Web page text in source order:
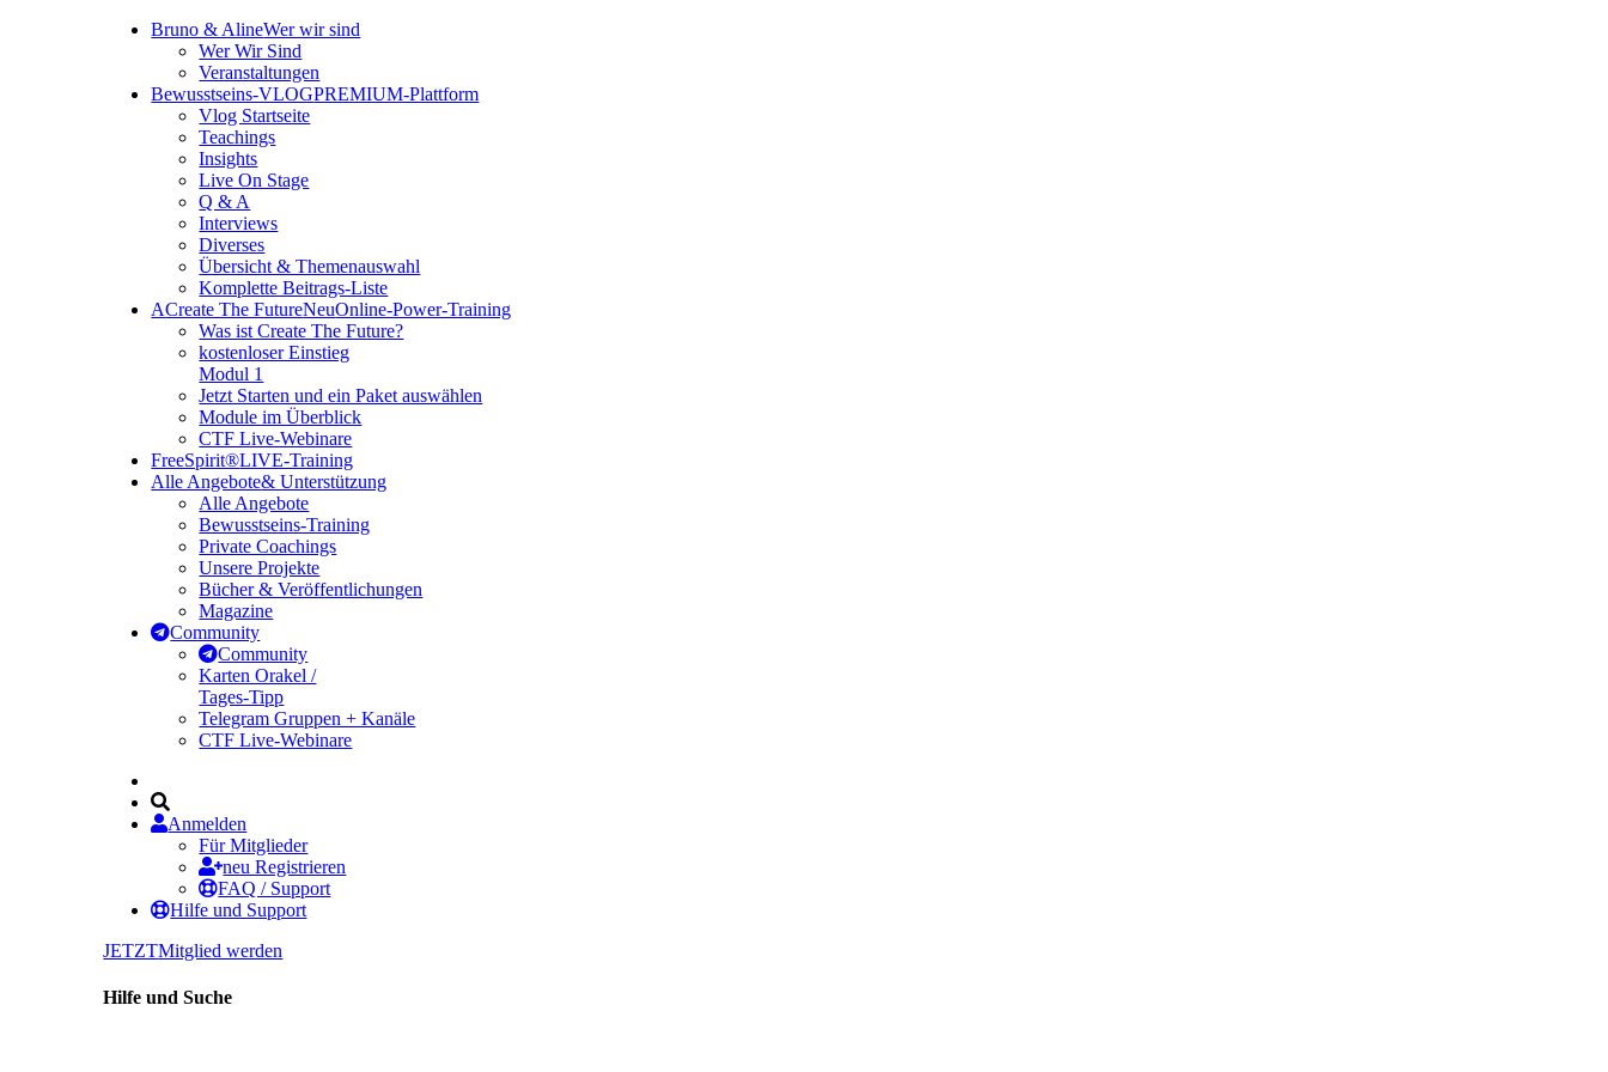
Bruno & AlineWer wir sind
Wer Wir Sind
Veranstaltungen
Bewusstseins-VLOGPREMIUM-Plattform
Vlog Startseite
Teachings
Insights
Live On Stage
Q & A
Interviews
Diverses
Übersicht & Themenauswahl
Komplette Beitrags-Liste
ACreate The FutureNeuOnline-Power-Training
Was ist Create The Future?
kostenloser Einstieg
Modul 1
Jetzt Starten und ein Paket auswählen
Module im Überblick
CTF Live-Webinare
FreeSpirit®LIVE-Training
Alle Angebote& Unterstützung
Alle Angebote
Bewusstseins-Training
Private Coachings
Unsere Projekte
Bücher & Veröffentlichungen
Magazine
Community
Community
Karten Orakel /
Tages-Tipp
Telegram Gruppen + Kanäle
CTF Live-Webinare
Anmelden
Für Mitglieder
neu Registrieren
FAQ / Support
Hilfe und Support
JETZTMitglied werden
Hilfe und Suche